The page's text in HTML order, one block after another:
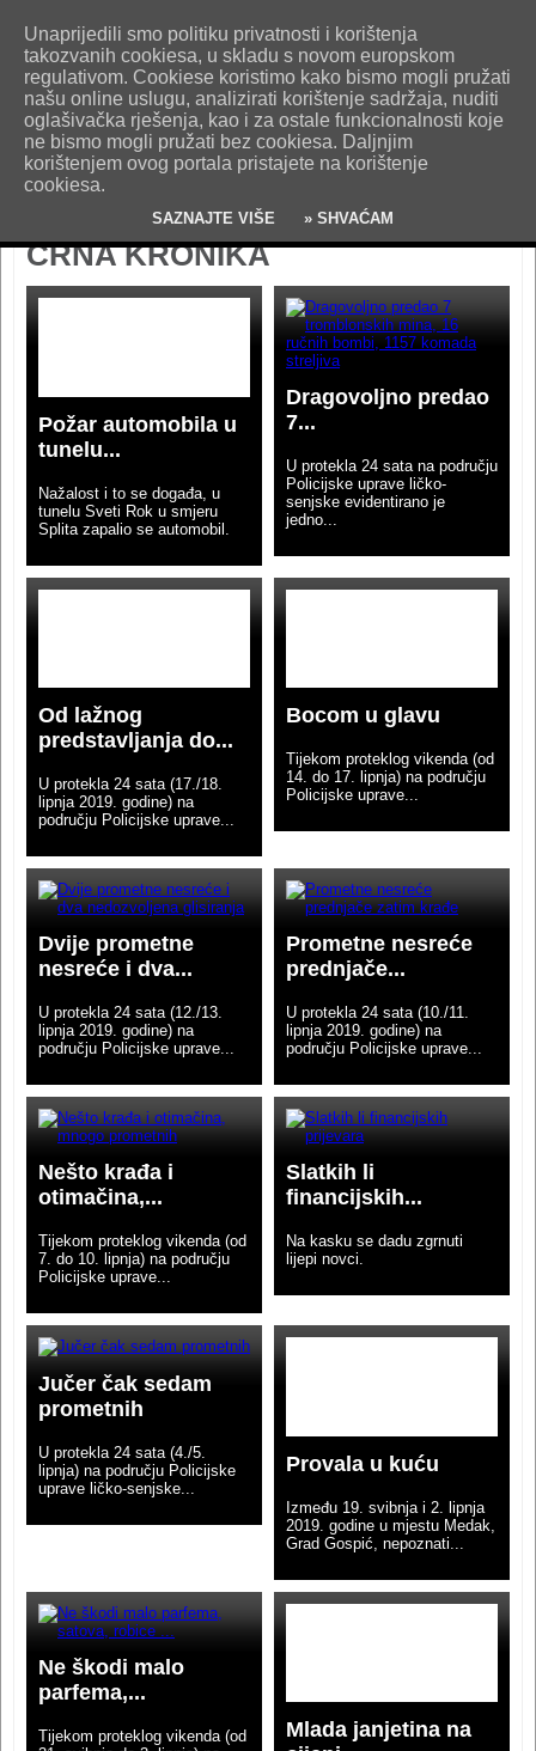
O nama Kontakt Oglašavanje Impresum
Uvjeti korištenja
Pošaljite nam vijest!
CRNA KRONIKA
Požar automobila u
tunelu...
Nažalost i to se događa, u
tunelu Sveti Rok u smjeru
Splita zapalio se automobil.
Dragovoljno predao
7...
U protekla 24 sata na području
Policijske uprave ličko-
senjske evidentirano je
jedno...
Od lažnog
predstavljanja do...
U protekla 24 sata (17./18.
lipnja 2019. godine) na
području Policijske uprave...
Bocom u glavu
Tijekom proteklog vikenda (od
14. do 17. lipnja) na području
Policijske uprave...
Dvije prometne
nesreće i dva...
U protekla 24 sata (12./13.
lipnja 2019. godine) na
području Policijske uprave...
Prometne nesreće
prednjače...
U protekla 24 sata (10./11.
lipnja 2019. godine) na
području Policijske uprave...
Nešto krađa i
otimačina,...
Tijekom proteklog vikenda (od
7. do 10. lipnja) na području
Policijske uprave...
Slatkih li
financijskih...
Na kasku se dadu zgrnuti
lijepi novci.
Jučer čak sedam
prometnih
U protekla 24 sata (4./5.
lipnja) na području Policijske
uprave ličko-senjske...
Provala u kuću
Između 19. svibnja i 2. lipnja
2019. godine u mjestu Medak,
Grad Gospić, nepoznati...
Ne škodi malo
parfema,...
Tijekom proteklog vikenda (od
Mlada janjetina na
Unaprijedili smo politiku privatnosti i korištenja
takozvanih cookiesa, u skladu s novom europskom
regulativom. Cookiese koristimo kako bismo mogli pružati
našu online uslugu, analizirati korištenje sadržaja, nuditi
oglašivačka rješenja, kao i za ostale funkcionalnosti koje
ne bismo mogli pružati bez cookiesa. Daljnjim
korištenjem ovog portala pristajete na korištenje
cookiesa.
SAZNAJTE VIŠE » SHVAĆAM